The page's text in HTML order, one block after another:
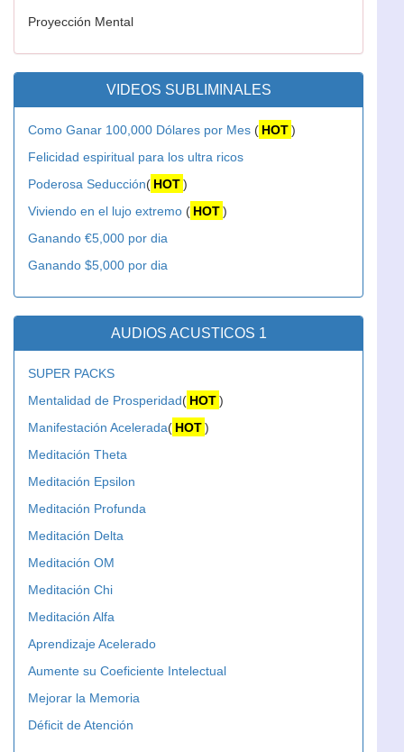
Proyección Mental
VIDEOS SUBLIMINALES
Como Ganar 100,000 Dólares por Mes ( HOT )
Felicidad espiritual para los ultra ricos
Poderosa Seducción( HOT )
Viviendo en el lujo extremo ( HOT )
Ganando €5,000 por dia
Ganando $5,000 por dia
AUDIOS ACUSTICOS 1
SUPER PACKS
Mentalidad de Prosperidad( HOT )
Manifestación Acelerada( HOT )
Meditación Theta
Meditación Epsilon
Meditación Profunda
Meditación Delta
Meditación OM
Meditación Chi
Meditación Alfa
Aprendizaje Acelerado
Aumente su Coeficiente Intelectual
Mejorar la Memoria
Déficit de Atención